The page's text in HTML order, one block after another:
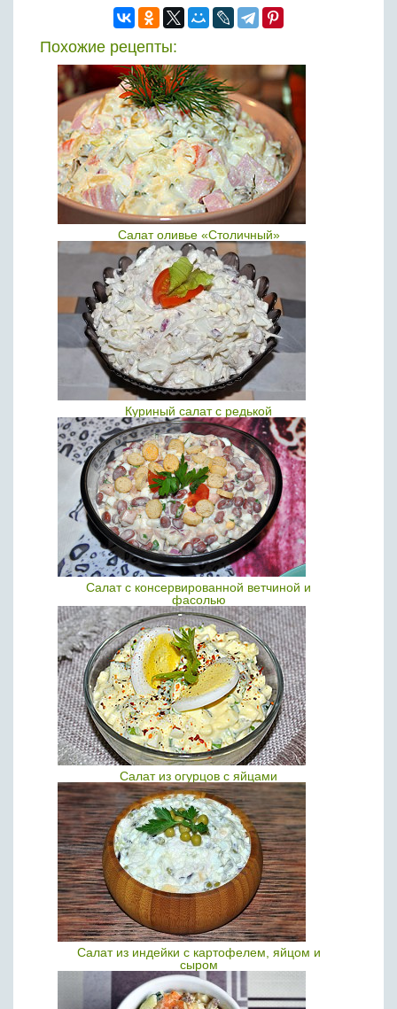
Похожие рецепты:
Салат оливье «Столичный»
Куриный салат с редькой
Салат с консервированной ветчиной и
фасолью
Салат из огурцов с яйцами
Салат из индейки с картофелем, яйцом и
сыром